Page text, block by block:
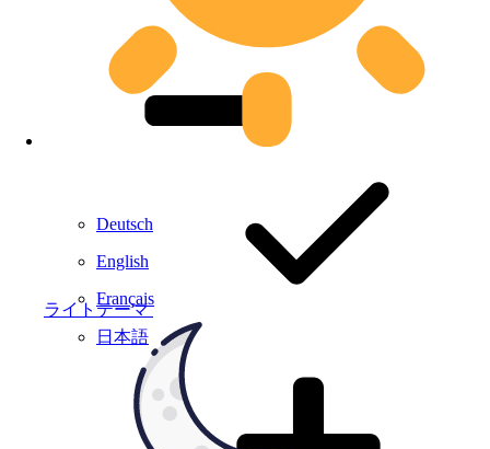
ライトテーマ
Deutsch
English
Français
日本語